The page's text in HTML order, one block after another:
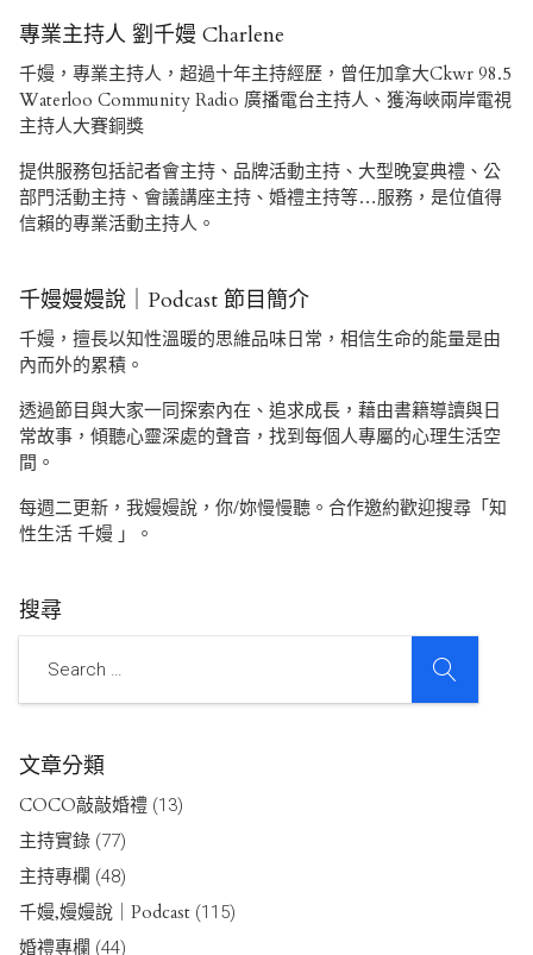
專業主持人 劉千嫚 Charlene
千嫚，專業主持人，超過十年主持經歷，曾任加拿大Ckwr 98.5
Waterloo Community Radio 廣播電台主持人、獲海峽兩岸電視
主持人大賽銅獎
提供服務包括記者會主持、品牌活動主持、大型晚宴典禮、公
部門活動主持、會議講座主持、婚禮主持等…服務，是位值得
信賴的專業活動主持人。
千嫚嫚嫚說｜Podcast 節目簡介
千嫚，擅長以知性溫暖的思維品味日常，相信生命的能量是由
內而外的累積。
透過節目與大家一同探索內在、追求成長，藉由書籍導讀與日
常故事，傾聽心靈深處的聲音，找到每個人專屬的心理生活空
間。
每週二更新，我嫚嫚說，你/妳慢慢聽。合作邀約歡迎搜尋「知
性生活 千嫚 」。
搜尋
文章分類
COCO敲敲婚禮 (13)
主持實錄 (77)
主持專欄 (48)
千嫚,嫚嫚說｜Podcast (115)
婚禮專欄 (44)